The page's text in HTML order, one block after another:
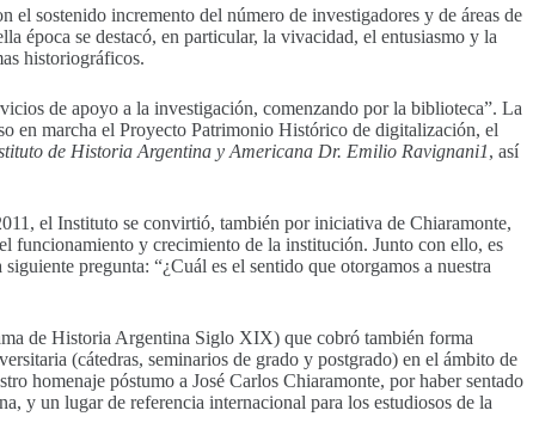
sostenido incremento del número de investigadores y de áreas de
época se destacó, en particular, la vivacidad, el entusiasmo y la
historiográficos.
de apoyo a la investigación, comenzando por la biblioteca”. La
en marcha el Proyecto Patrimonio Histórico de digitalización, el
de Historia Argentina y Americana Dr. Emilio Ravignani1, así
el Instituto se convirtió, también por iniciativa de Chiaramonte,
funcionamiento y crecimiento de la institución. Junto con ello, es
pregunta: “¿Cuál es el sentido que otorgamos a nuestra
de Historia Argentina Siglo XIX) que cobró también forma
(cátedras, seminarios de grado y postgrado) en el ámbito de
homenaje póstumo a José Carlos Chiaramonte, por haber sentado
y un lugar de referencia internacional para los estudiosos de la